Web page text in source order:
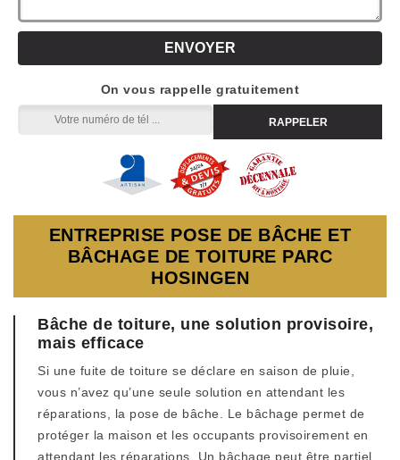
On vous rappelle gratuitement
ENTREPRISE POSE DE BÂCHE ET
BÂCHAGE DE TOITURE PARC
HOSINGEN
Bâche de toiture, une solution provisoire,
mais efficace
Si une fuite de toiture se déclare en saison de pluie,
vous n’avez qu’une seule solution en attendant les
réparations, la pose de bâche. Le bâchage permet de
protéger la maison et les occupants provisoirement en
attendant les réparations. Un bâchage peut être partiel